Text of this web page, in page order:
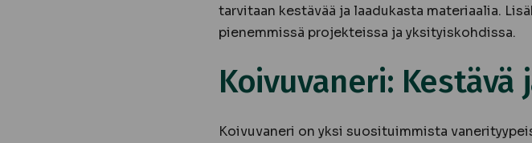
tarvitaan kestävää ja laadukasta materiaalia.
pienemmissä projekteissa ja yksityiskohdissa.
Koivuvaneri: Kestävä
Koivuvaneri on yksi suosituimmista